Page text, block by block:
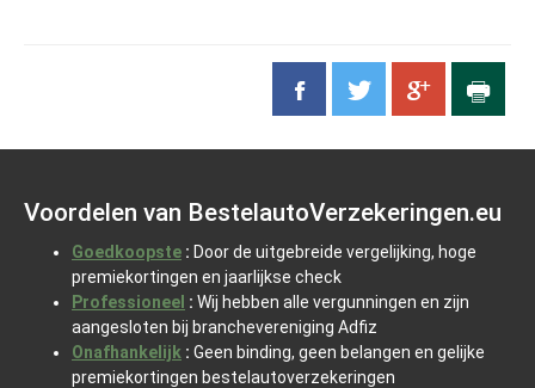
Voordelen van BestelautoVerzekeringen.eu
Goedkoopste : Door de uitgebreide vergelijking, hoge
premiekortingen en jaarlijkse check
Professioneel : Wij hebben alle vergunningen en zijn
aangesloten bij branchevereniging Adfiz
Onafhankelijk : Geen binding, geen belangen en gelijke
premiekortingen bestelautoverzekeringen